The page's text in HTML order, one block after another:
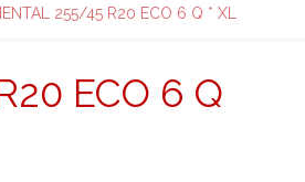
255/45 R20 ECO 6 Q * XL
ECO 6 Q